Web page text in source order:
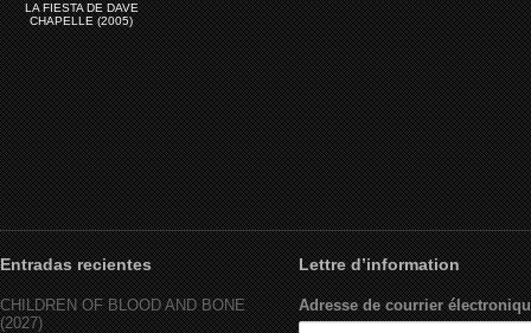
LA FIESTA DE DAVE
CHAPELLE (2005)
Entradas recientes
CHILDREN OF BLOOD AND BONE
(2027)
Lettre d’information
Adresse de courrier